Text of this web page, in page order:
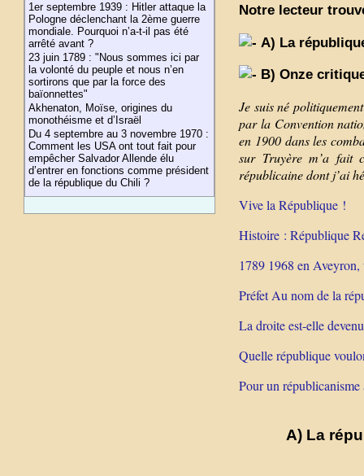
1er septembre 1939 : Hitler attaque la
Pologne déclenchant la 2ème guerre
mondiale. Pourquoi n’a-t-il pas été
arrêté avant ?
23 juin 1789 : "Nous sommes ici par
la volonté du peuple et nous n’en
sortirons que par la force des
baïonnettes"
Akhenaton, Moïse, origines du
monothéisme et d’Israël
Du 4 septembre au 3 novembre 1970 :
Comment les USA ont tout fait pour
empêcher Salvador Allende élu
d’entrer en fonctions comme président
de la république du Chili ?
Notre lecteur
A) La
B) Onze
Je suis né
par la Convention
en 1900 dans les
sur Truyère m’a fait
républicaine dont j’ai
Vive la République !
Histoire : République
1789 1968 en
Préfet Au nom de la
La droite est-elle
Quelle république
Pour un républicanisme
A) La